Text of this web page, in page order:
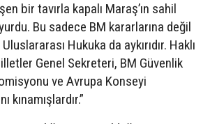
bir tavırla kapalı Maraş’ın sahil
Bu sadece BM kararlarına değil
Hukuka da aykırıdır. Haklı
Genel Sekreteri, BM Güvenlik
ve Avrupa Konseyi
kınamışlardır.”